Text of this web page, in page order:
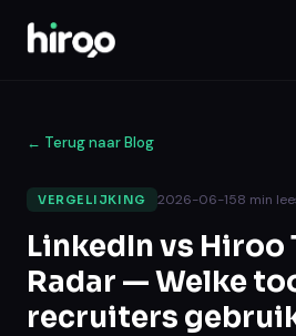
← Terug naar Blog
VERGELIJKING 2026-06-158 min
LinkedIn vs Hiroo
Radar — Welke
recruiters